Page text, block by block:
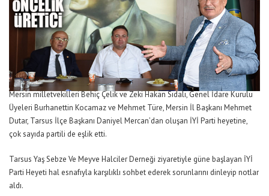
Mersin milletvekilleri Behiç Çelik ve Zeki Hakan Sıdalı, Genel İdare Kurulu
Üyeleri Burhanettin Kocamaz ve Mehmet Türe, Mersin İl Başkanı Mehmet
Dutar, Tarsus İlçe Başkanı Daniyel Mercan’dan oluşan İYİ Parti heyetine,
çok sayıda partili de eşlik etti.
Tarsus Yaş Sebze Ve Meyve Halciler Derneği ziyaretiyle güne başlayan İYİ
Parti Heyeti hal esnafıyla karşılıklı sohbet ederek sorunlarını dinleyip notlar
aldı.